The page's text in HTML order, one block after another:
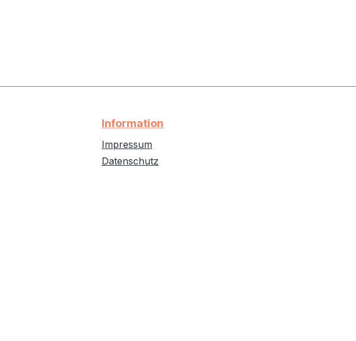
Information
Impressum
Datenschutz